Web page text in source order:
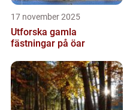
17 november 2025
Utforska gamla
fästningar på öar